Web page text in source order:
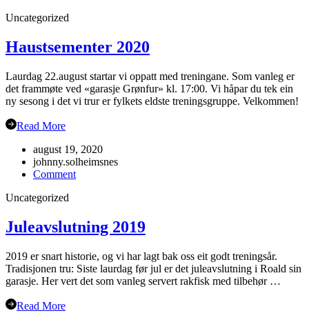
19.sept
Uncategorized
Haustsementer 2020
Laurdag 22.august startar vi oppatt med treningane. Som vanleg er
det frammøte ved «garasje Grønfur» kl. 17:00. Vi håpar du tek ein
ny sesong i det vi trur er fylkets eldste treningsgruppe. Velkommen!
Read More
august 19, 2020
johnny.solheimsnes
Commenton
Uncategorized
Juleavslutning 2019
2019 er snart historie, og vi har lagt bak oss eit godt treningsår.
Tradisjonen tru: Siste laurdag før jul er det juleavslutning i Roald sin
garasje. Her vert det som vanleg servert rakfisk med tilbehør …
Read More